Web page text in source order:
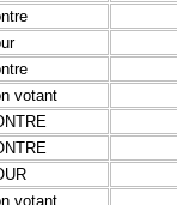
votant
votant